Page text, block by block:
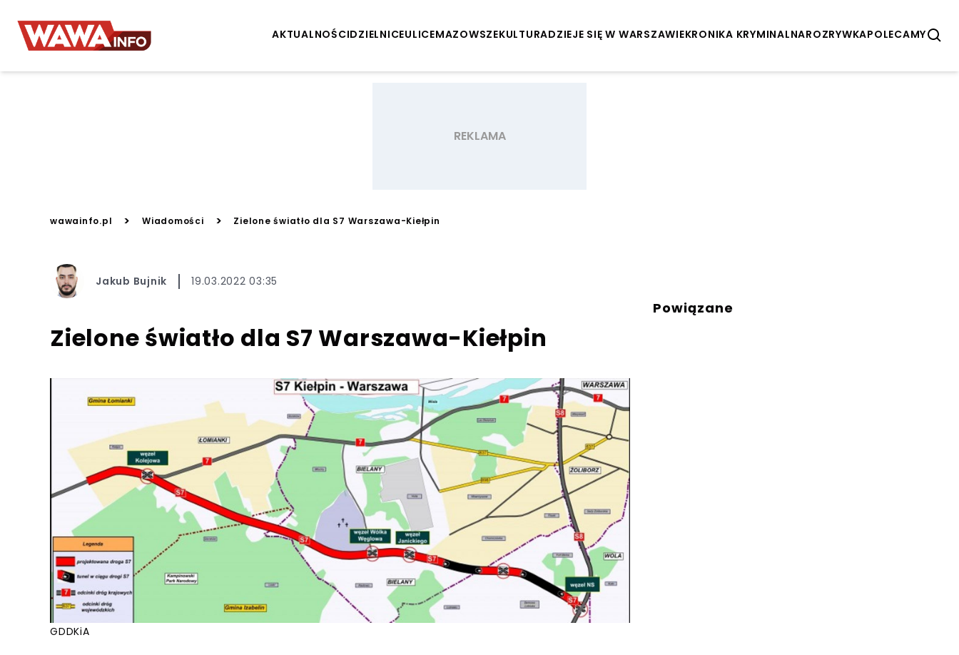
AKTUALNOŚCIDZIELNICEULICEMAZOWSZEKULTURADZIEJE SIĘ W WARSZAWIEKRONIKA KRYMINALNAROZRYWKAPOLECAMY
wawainfo.pl > Wiadomości > Zielone światło dla S7 Warszawa-Kiełpin
Jakub Bujnik 19.03.2022 03:35
Zielone światło dla S7 Warszawa-Kiełpin
GDDKiA
Powiązane